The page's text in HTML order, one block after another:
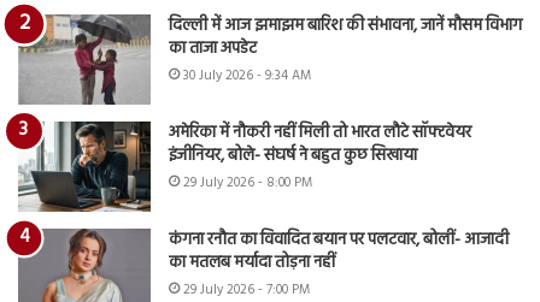
दिल्ली में आज झमाझम बारिश की संभावना, जानें मौसम विभाग
का ताजा अपडेट
30 July 2026 - 9:34 AM
अमेरिका में नौकरी नहीं मिली तो भारत लौटे सॉफ्टवेयर
इंजीनियर, बोले- संघर्ष ने बहुत कुछ सिखाया
29 July 2026 - 8:00 PM
कंगना रनौत का विवादित बयान पर पलटवार, बोलीं- आजादी
का मतलब मर्यादा तोड़ना नहीं
29 July 2026 - 7:00 PM